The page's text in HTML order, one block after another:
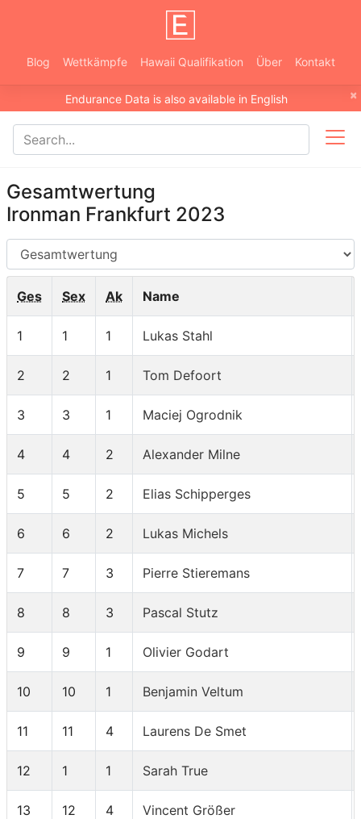
Blog Wettkämpfe Hawaii Qualifikation Über Kontakt
×
Endurance Data is also available in English
Gesamtwertung
Ironman Frankfurt 2023
AG
Ges Sex Ak Name
1 1 1 Lukas Stahl
2 2 1 Tom Defoort
3 3 1 Maciej Ogrodnik
4 4 2 Alexander Milne
5 5 2 Elias Schipperges
6 6 2 Lukas Michels
7 7 3 Pierre Stieremans
8 8 3 Pascal Stutz
9 9 1 Olivier Godart
10 10 1 Benjamin Veltum
11 11 4 Laurens De Smet
12 1 1 Sarah True
13 12 4 Vincent Größer